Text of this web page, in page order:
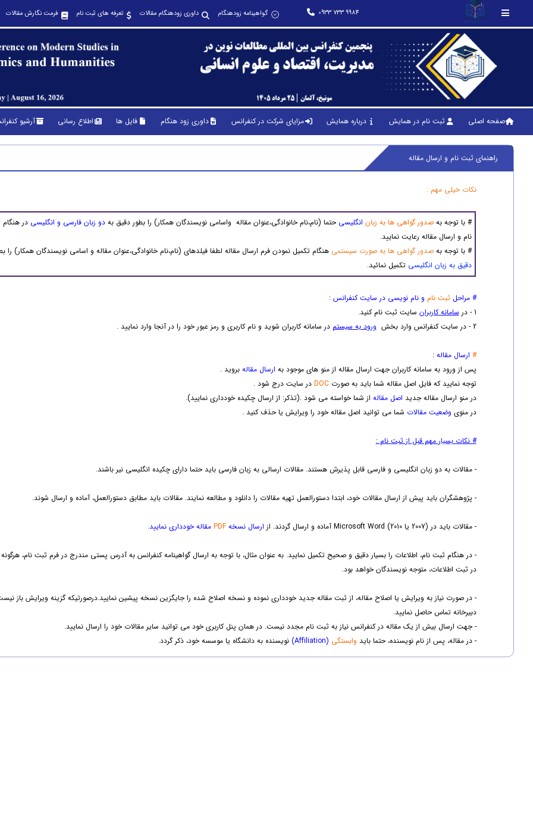
0933 733 9984 گواهینامه زودهنگام داوری زودهنگام مقالات تعرفه های ثبت نام فرمت نگارش مقالات
صفحه اصلی ثبت نام در همایش درباره همایش مزایای شرکت در کنفرانس داوری زود هنگام فایل ها اطلاع رسانی آرشیو
راهنمای ثبت نام و ارسال مقاله
نکات خیلی مهم :
# با توجه به صدور گواهی ها به زبان انگلیسی حتما (نام،نام خانوادگی،عنوان مقاله واسامی نویسندگان همکار) را بطور دقیق به دو زبان فارسی و انگلیسی در
نام و ارسال مقاله رعایت نمایید.
# با توجه به صدور گواهی ها به صورت سیستمی هنگام تکمیل نمودن فرم ارسال مقاله لطفا فیلدهای (نام،نام خانوادگی،عنوان مقاله و اسامی نویسندگان همکار) را
دقیق به زبان انگلیسی تکمیل نمائید.
# مراحل ثبت نام و نام نویسی در سایت کنفرانس :
1 - در
سامانه کاربران سایت ثبت نام کنید.
2 - در سایت کنفرانس وارد بخش
ورود به سیستم در سامانه کاربران شوید و نام کاربری و رمز عبور خود را در آنجا وارد نمایید .
# ارسال مقاله :
پس از ورود به سامانه کاربران جهت ارسال مقاله از منو های موجود به ارسال مقاله بروید .
توجه نمایید که فایل اصل مقاله شما باید به صورتDOC در سایت درج شود .
در منو ارسال مقاله جدید اصل مقاله از شما خواسته می شود .(تذکر: از ارسال چکیده خودداری نمایید).
در منوی وضعیت مقالات شما می توانید اصل مقاله خود را ویرایش یا حذف کنید .
# نکات بسیار مهم قبل از ثبت نام :
- مقالات به دو زبان انگلیسی و فارسی قابل پذیرش هستند. مقالات ارسالی به زبان فارسی باید حتما دارای چکیده انگلیسی نیر باشند.
- پژوهشگران باید پیش از ارسال مقالات خود، ابتدا دستورالعمل تهیه مقالات را دانلود و مطالعه نمایند. مقالات باید مطابق دستورالعمل، آماده و ارسال شوند.
- مقالات باید در (2007 یا 2010) Microsoft Word آماده و ارسال گردند. از ارسال نسخهPDF مقاله خودداری نمایید.
- در هنگام ثبت نام، اطلاعات را بسیار دقیق و صحیح تکمیل نمایید. به عنوان مثال، با توجه به ارسال گواهینامه کنفرانس به آدرس پستی مندرج در فرم ثبت نام،
در ثبت اطلاعات، متوجه نویسندگان خواهد بود.
- در صورت نیاز به ویرایش یا اصلاح مقاله، از ثبت مقاله جدید خودداری نموده و نسخه اصلاح شده را جایگزین نسخه پیشین نمایید.درصورتیکه گزینه ویرایش باز
دبیرخانه تماس حاصل نمایید.
- جهت ارسال بیش از یک مقاله در کنفرانس نیاز به ثبت نام مجدد نیست. در همان پنل کاربری خود می توانید سایر مقالات خود را ارسال نمایید.
- در مقاله، پس از نام نویسنده، حتما باید وابستگی (Affiliation) نویسنده به دانشگاه یا موسسه خود، ذکر گردد.